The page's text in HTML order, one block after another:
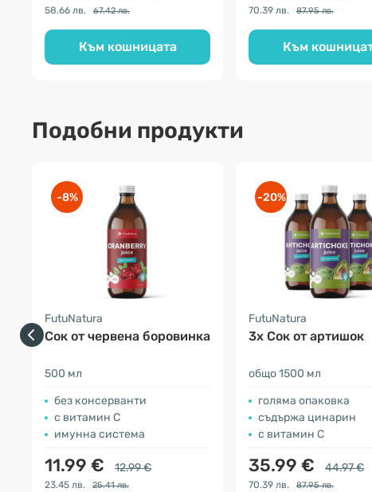
58.66 лв. 67.42 лв.
Към кошницата
70.39 лв. 87.95 лв.
Към
Подобни продукти
-8%
FutuNatura
Сок от червена боровинка
500 мл
без консерванти
с витамин С
имунна система
11.99 € 12.99 €
23.45 лв. 25.41 лв.
-20%
FutuNatura
3x Cок от артишок
общо 1500 мл
голяма опаковка
съдържа цинарин
с витамин С
35.99 € 44.97 €
70.39 лв. 87.95 лв.